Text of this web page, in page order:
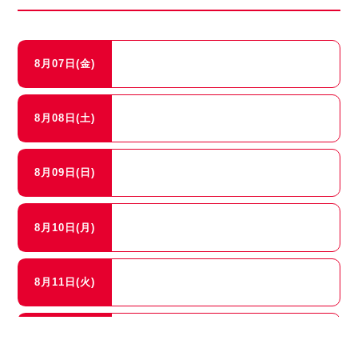
8月07日(金)
8月08日(土)
8月09日(日)
8月10日(月)
8月11日(火)